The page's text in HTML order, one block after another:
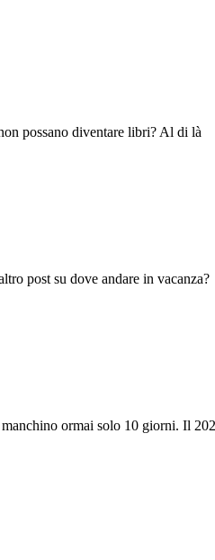
possano diventare libri? Al di là
post su dove andare in vacanza?
manchino ormai solo 10 giorni. Il